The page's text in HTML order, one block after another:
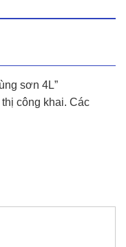
sơn 4L”
công khai. Các